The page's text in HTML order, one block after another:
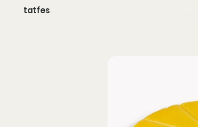
tatfes